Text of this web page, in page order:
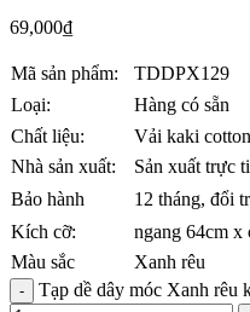
69,000₫
Mã sản phẩm:
TDDPX129
Loại:
Hàng có sẵn
Chất liệu:
Vải kaki cotton
Nhà sản xuất:
Sản xuất trực
Bảo hành
12 tháng, đổi
Kích cỡ:
ngang 64cm x
Màu sắc
Xanh rêu
Tạp dề dây móc Xanh rêu